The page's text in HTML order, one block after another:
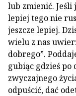
lub zmienić. Jeśli
lepiej tego nie
jeszcze lepiej.
wielu z nas
dobrego”.
gubiąc gdzieś po
zwyczajnego
odpuścić, dać